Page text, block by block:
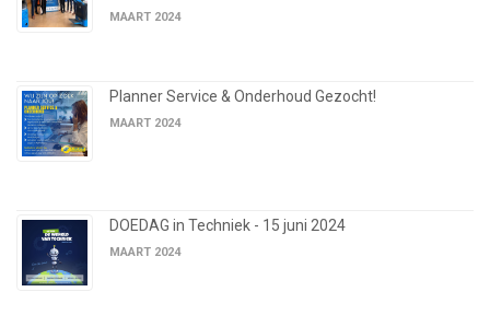
MAART 2024
Planner Service & Onderhoud Gezocht!
MAART 2024
DOEDAG in Techniek - 15 juni 2024
MAART 2024